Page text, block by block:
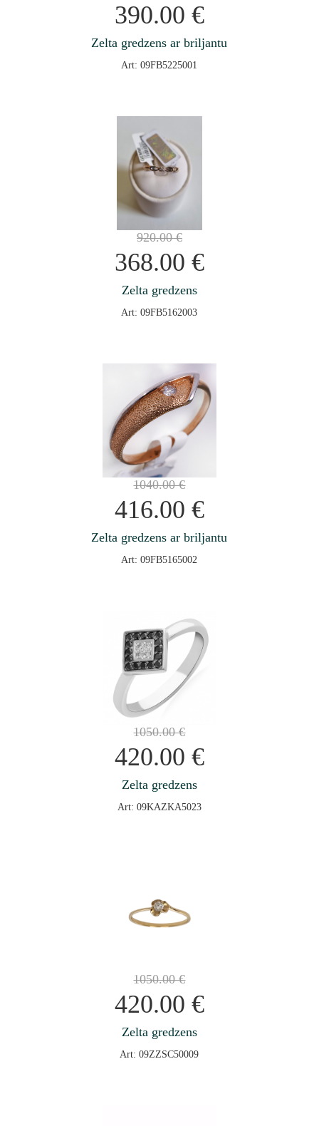
390.00 €
Zelta gredzens ar briljantu
Art: 09FB5225001
920.00€
368.00 €
Zelta gredzens
Art: 09FB5162003
1040.00€
416.00 €
Zelta gredzens ar briljantu
Art: 09FB5165002
1050.00€
420.00 €
Zelta gredzens
Art: 09KAZKA5023
1050.00€
420.00 €
Zelta gredzens
Art: 09ZZSC50009